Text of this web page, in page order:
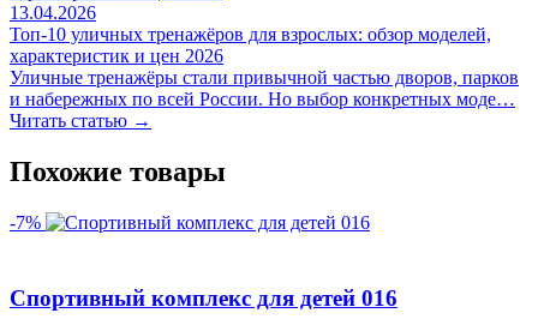
13.04.2026
Топ-10 уличных тренажёров для взрослых: обзор моделей,
характеристик и цен 2026
Уличные тренажёры стали привычной частью дворов, парков
и набережных по всей России. Но выбор конкретных моде…
Читать статью →
Похожие товары
-7%
Спортивный комплекс для детей 016